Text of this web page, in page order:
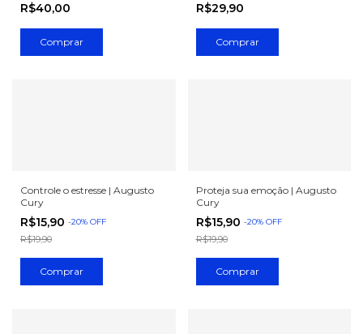
R$40,00 R$29,90
Controle o estresse | Augusto
Cury
R$15,90 -20% OFF
R$19,90
Proteja sua emoção | Augusto
Cury
R$15,90 -20% OFF
R$19,90